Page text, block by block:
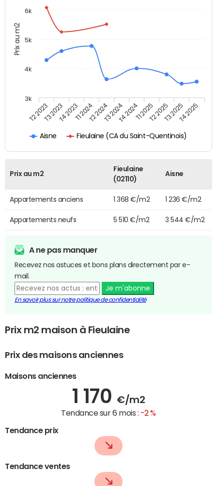
Prix au m2
Aisne Fieulaine (CA du Saint-Quentinois)
T2 2023T3 2023T4 2023T1 2024T2 2024T3 2024T4 2024T1 2025T2 2025T3 2025T4 2025
3k
4k
5k
6k
Prix au m2
Fieulaine
(02110)
Aisne
Appartements anciens 1 368 €/m2 1 236 €/m2
Appartements neufs 5 510 €/m2 3 544 €/m2
A ne pas manquer
Recevez nos astuces et bons plans directement par e-
mail.
Je m'abonne
En savoir plus sur notre politique de confidentialité
Prix m2 maison à Fieulaine
Prix des maisons anciennes
Maisons anciennes
1 170 €/m2
Tendance sur 6 mois : -2 %
Tendance prix
Tendance ventes